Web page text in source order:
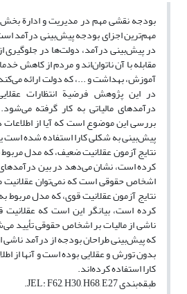
بودجه نقشی مهم در مدیریت و ادارة بخش
مهم‌ترین اجزای بودجه پیش‌بینی درآمد
در پیش‌بینی درآمد، دولت‌ها در جلوگیری
مقابله با آن ناتوان‌اند و مردم از کاهش
آموزش، بهداشت و ...، که دولت ارائه
در این پژوهش فرضیة انتظارات
درآمدهای مالیاتی به کار گرفته
بررسی این موضوع است که آیا از
پیش‌بینی به شکلی کارا استفاده شده است
کرده است، نشان می‌دهد در بین درآمدهای
اشخاص حقوقی است که نمی‌توان
کرده است، بیانگر این است که
ناشی از مالیات بر اشخاص حقوقی تأیید
که پیش‌بینی طراحان بودجه از درآمد
بدون تورش و عقلایی بوده است و آنها از
کارا استفاده کرده‌اند.
طبقه‌بندی JEL: F62, H30, H68, E27.